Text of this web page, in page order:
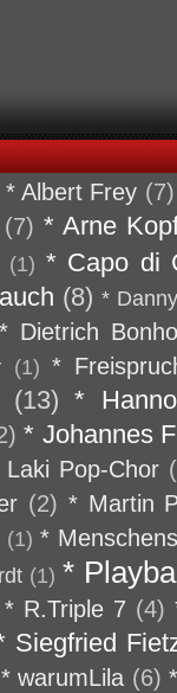
* Albert Frey (7)
(7) * Arne
(1) * Capo di
(8) *
* Dietrich
(1) *
(13) *
* Johannes
Laki Pop-Chor
(2) * Martin
(1) *
(1) *
* R.Triple 7 (4)
Siegfried
* warumLila (6)